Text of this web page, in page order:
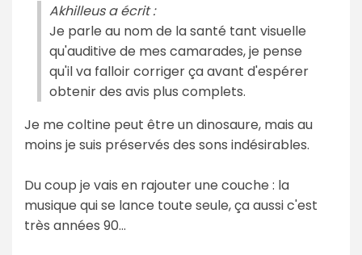
Akhilleus a écrit :
Je parle au nom de la santé tant visuelle
qu'auditive de mes camarades, je pense
qu'il va falloir corriger ça avant d'espérer
obtenir des avis plus complets.
Je me coltine peut être un dinosaure, mais au
moins je suis préservés des sons indésirables.
Du coup je vais en rajouter une couche : la
musique qui se lance toute seule, ça aussi c'est
très années 90...